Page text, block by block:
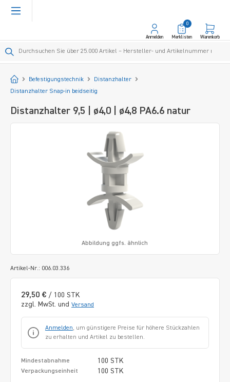
springen
Anmelden Merklisten
0
Warenkorb
Startseite
Befestigungstechnik
Distanzhalter
Distanzhalter Snap-in beidseitig
Distanzhalter 9,5 | ø4,0 | ø4,8 PA6.6 natur
Artikel-Nr.: 006.03.336
Abbildung ggfs. ähnlich
29,50 € / 100 STK
zzgl. MwSt. und Versand
Anmelden, um günstigere Preise für höhere Stückzahlen
zu erhalten und Artikel zu bestellen.
Mindestabnahme 100 STK
Verpackungseinheit 100 STK